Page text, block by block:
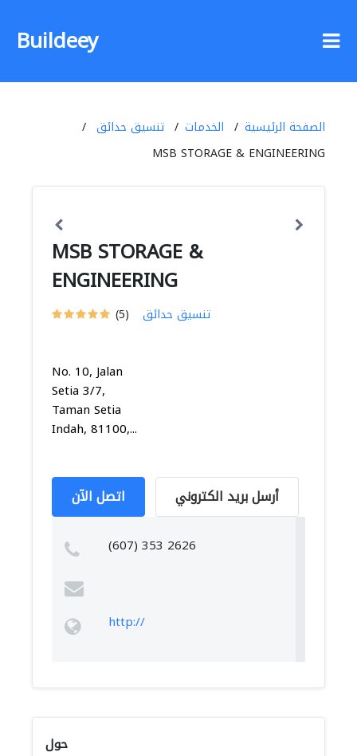
Buildeey
الصفحة الرئيسية الخدمات
تنسيق حدائق
MSB STORAGE & ENGINEERING
MSB STORAGE &
ENGINEERING
(5) تنسيق حدائق
No. 10, Jalan
Setia 3/7,
Taman Setia
Indah, 81100,...
اتصل الآن أرسل بريد الكتروني
(607) 353 2626
http://
حول